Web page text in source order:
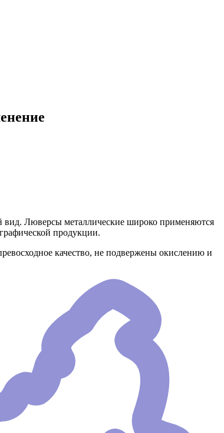
вид. Люверсы металлические широко применяются
продукции.
качество, не подвержены окислению и